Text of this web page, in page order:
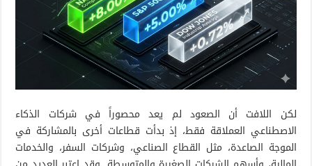
لكن اللافت أن الصعود لم يعد محصوراً في شركات الذكاء
الاصطناعي العملاقة فقط، إذ بدأت قطاعات أخرى بالمشاركة في
الموجة الصاعدة، مثل القطاع الصناعي، وشركات السفر، والخدمات